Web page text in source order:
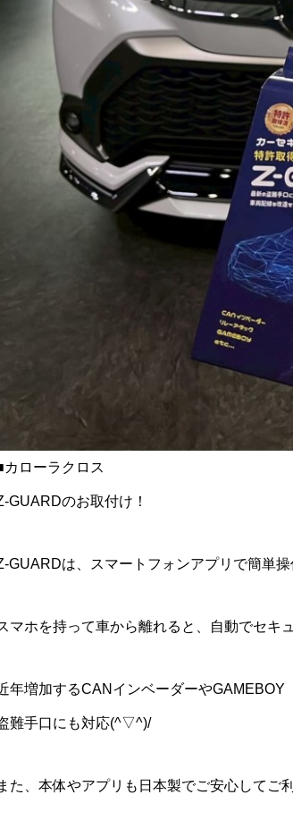
カローラクロス
GUARDのお取付け！
GUARDは、スマートフォンアプリで簡単操
マホを持って車から離れると、自動でセキ
年増加するCANインベーダーや
難手口にも対応(^▽^)/
た、本体やアプリも日本製でご安心してご